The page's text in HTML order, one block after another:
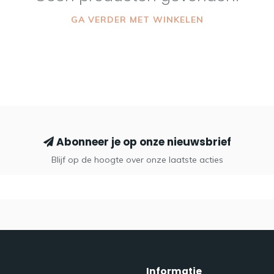
GA VERDER MET WINKELEN
Abonneer je op onze nieuwsbrief
Blijf op de hoogte over onze laatste acties
Informatie